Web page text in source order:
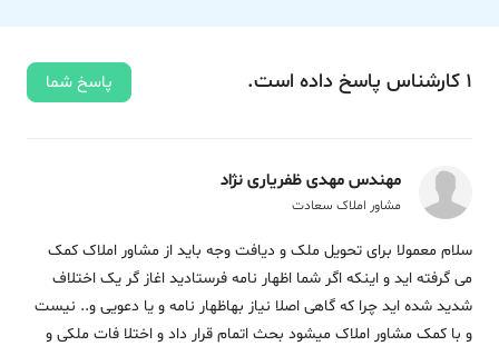
1 کارشناس پاسخ داده‌ است. پاسخ شما
مهندس مهدی ظفریاری نژاد
مشاور املاک سعادت
سلام معمولا برای تحویل ملک و دیافت وجه باید از مشاور املاک کمک
می گرفته اید و اینکه اگر شما اظهار نامه فرستادید اغاز گر یک اختلاف
شدید شده اید چرا که گاهی اصلا نیاز بهاظهار نامه و یا دعویی و.. نیست
و با کمک مشاور املاک میشود بحث اتمام قرار داد و اختلا فات ملکی و